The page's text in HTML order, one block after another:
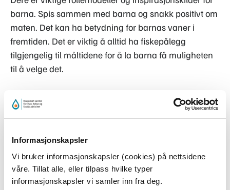
Informasjonskapsler
Vi bruker informasjonskapsler (cookies) på nettsidene
våre. Tillat alle, eller tilpass hvilke typer
informasjonskapsler vi samler inn fra deg.
barna. Spis sammen med barna og snakk positivt om
maten. Det kan ha betydning for barnas vaner i
fremtiden. Det er viktig å alltid ha fiskepålegg
tilgjengelig til måltidene for å la barna få muligheten
til å velge det.
Deres barnehage kan også innføre en fiskedag i uken
hvor dere servere fisk, slik at det blir en naturlig del av
Tips til fiskepålegg